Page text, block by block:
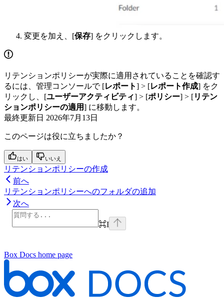
変更を加え、[保存] をクリックします。
リテンションポリシーが実際に適用されていることを確認す
るには、管理コンソールで [レポート] > [レポート作成] をク
リックし、[ユーザーアクティビティ] > [ポリシー] > [リテン
ションポリシーの適用] に移動します。
最終更新日 2026年7月13日
このページは役に立ちましたか？
はい いいえ
リテンションポリシーの作成
前へ
リテンションポリシーへのフォルダの追加
次へ
⌘I
Box Docs home page